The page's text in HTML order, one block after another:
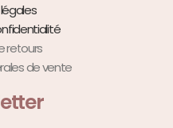
retours
de vente